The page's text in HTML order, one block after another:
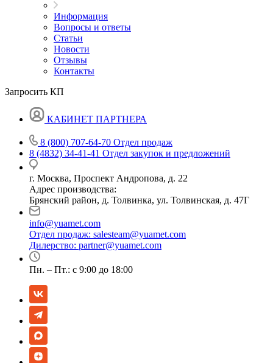
Информация
Вопросы и ответы
Статьи
Новости
Отзывы
Контакты
Запросить КП
КАБИНЕТ ПАРТНЕРА
8 (800) 707-64-70 Отдел продаж
8 (4832) 34-41-41 Отдел закупок и предложений
г. Москва, Проспект Андропова, д. 22
Адрес производства:
Брянский район, д. Толвинка, ул. Толвинская, д. 47Г
info@yuamet.com
Отдел продаж: salesteam@yuamet.com
Дилерство: partner@yuamet.com
Пн. – Пт.: с 9:00 до 18:00